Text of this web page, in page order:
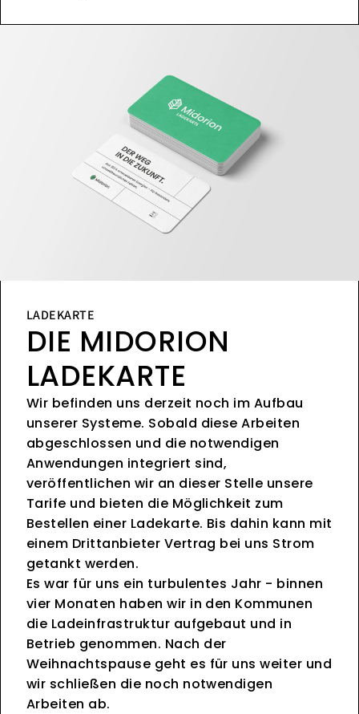
LADEKARTE
DIE MIDORION
LADEKARTE
Wir befinden uns derzeit noch im Aufbau
unserer Systeme. Sobald diese Arbeiten
abgeschlossen und die notwendigen
Anwendungen integriert sind,
veröffentlichen wir an dieser Stelle unsere
Tarife und bieten die Möglichkeit zum
Bestellen einer Ladekarte. Bis dahin kann mit
einem Drittanbieter Vertrag bei uns Strom
getankt werden.
Es war für uns ein turbulentes Jahr - binnen
vier Monaten haben wir in den Kommunen
die Ladeinfrastruktur aufgebaut und in
Betrieb genommen. Nach der
Weihnachtspause geht es für uns weiter und
wir schließen die noch notwendigen
Arbeiten ab.